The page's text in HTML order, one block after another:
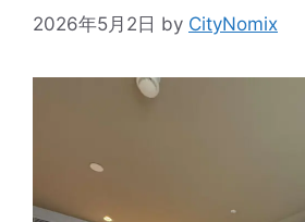
2026年5月2日 by CityNomix